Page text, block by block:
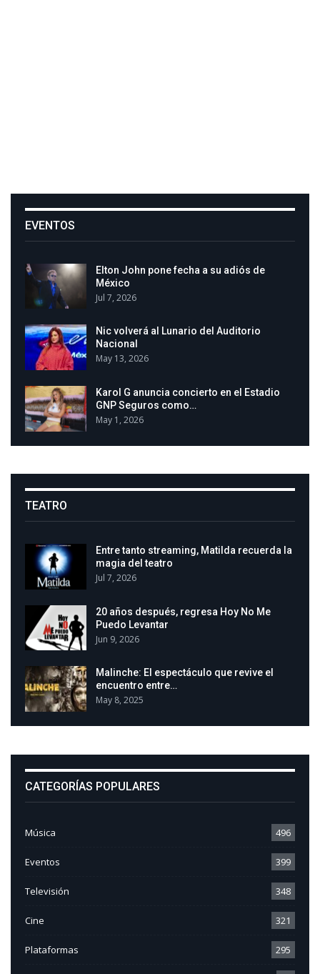
EVENTOS
Elton John pone fecha a su adiós de
México
Jul 7, 2026
Nic volverá al Lunario del Auditorio
Nacional
May 13, 2026
Karol G anuncia concierto en el Estadio
GNP Seguros como…
May 1, 2026
TEATRO
Entre tanto streaming, Matilda recuerda la
magia del teatro
Jul 7, 2026
20 años después, regresa Hoy No Me
Puedo Levantar
Jun 9, 2026
Malinche: El espectáculo que revive el
encuentro entre…
May 8, 2025
CATEGORÍAS POPULARES
Música 496
Eventos 399
Televisión 348
Cine 321
Plataformas 295